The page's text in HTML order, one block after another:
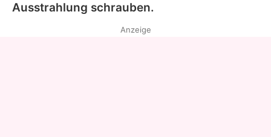
Ausstrahlung schrauben.
Anzeige